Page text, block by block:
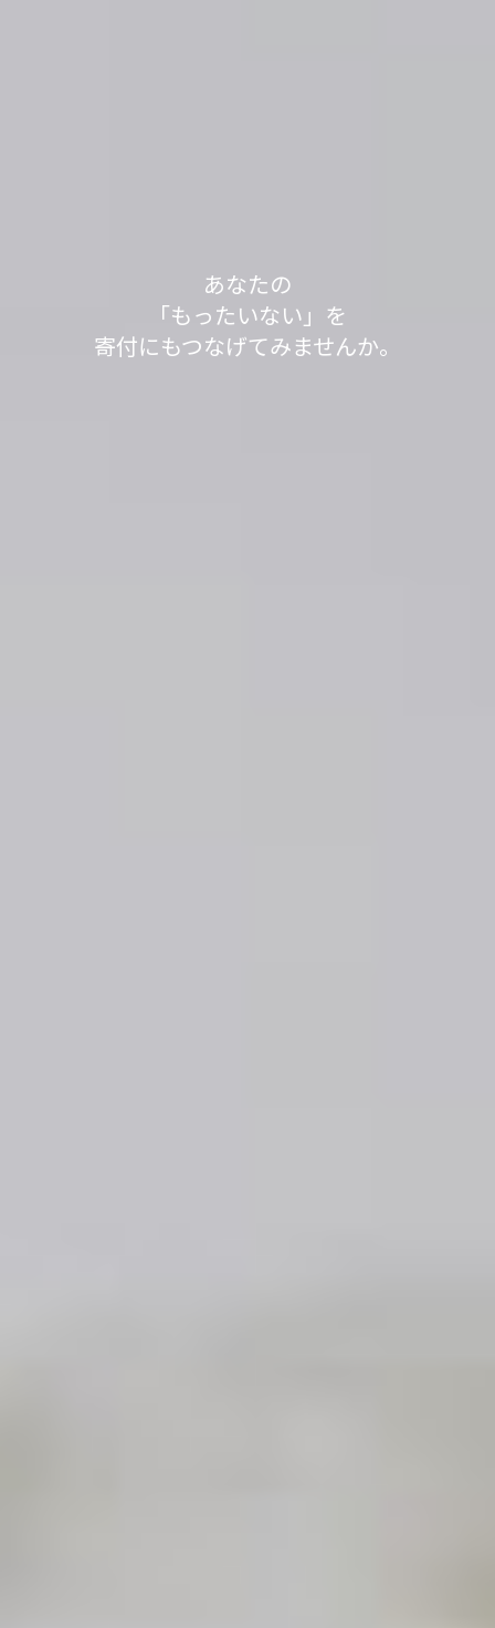
「もったいない」が
世界の
「ありがとう」につながっています。
不用品を送って1,000L分、SNSシェアで100L分の
水をきれいにする浄化剤を寄付する
取り組みを実施中です。
あなたの
「もったいない」を
寄付にもつなげてみませんか。
あなたの不用品が世界の人々の役に立っていま
す。
「もったいない運送」は、
身の回りのスッキリが社会貢献につながるサービ
今日も寄付で
見知らぬ誰かの笑顔が
生まれました。
「もったいない」が
世界の
「ありがとう」につながっています。
不用品を送って1,000L分、SNSシェアで100L分の
水をきれいにする浄化剤を寄付する
取り組みを実施中です。